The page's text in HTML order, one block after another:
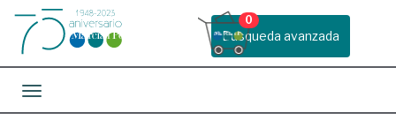
Busqueda avanzada
0
Toggle navigation